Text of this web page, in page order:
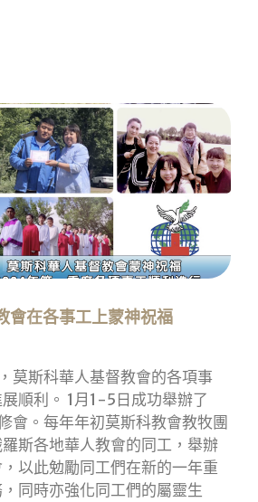
會在各事工上蒙神祝福
莫斯科華人基督教會的各項事
順利。 1月1-5日成功舉辦了
會。每年年初莫斯科教會教牧團
斯各地華人教會的同工，舉辦
以此勉勵同工們在新的一年重
同時亦強化同工們的屬靈生